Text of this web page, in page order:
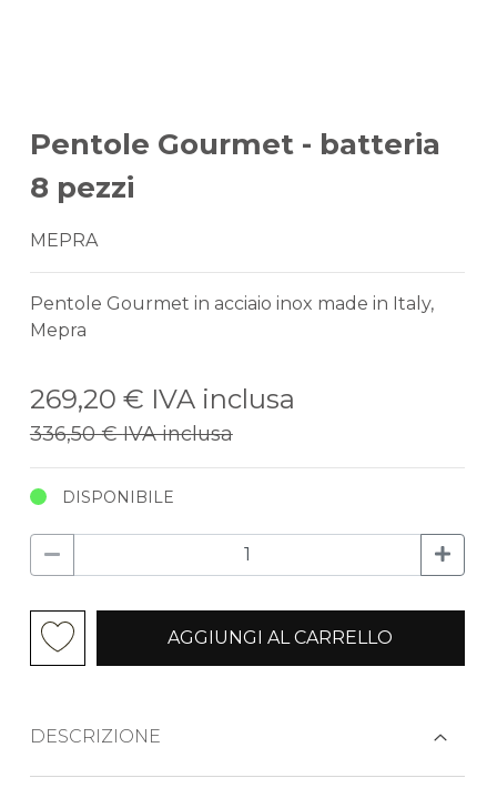
Pentole Gourmet - batteria
8 pezzi
MEPRA
Pentole Gourmet in acciaio inox made in Italy,
Mepra
269,20 € IVA inclusa
336,50 €IVA inclusa
DISPONIBILE
AGGIUNGI AL CARRELLO
DESCRIZIONE